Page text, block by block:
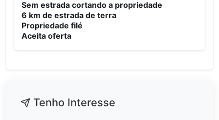
Sem estrada cortando a propriedade
6 km de estrada de terra
Propriedade filé
Aceita oferta
Tenho Interesse